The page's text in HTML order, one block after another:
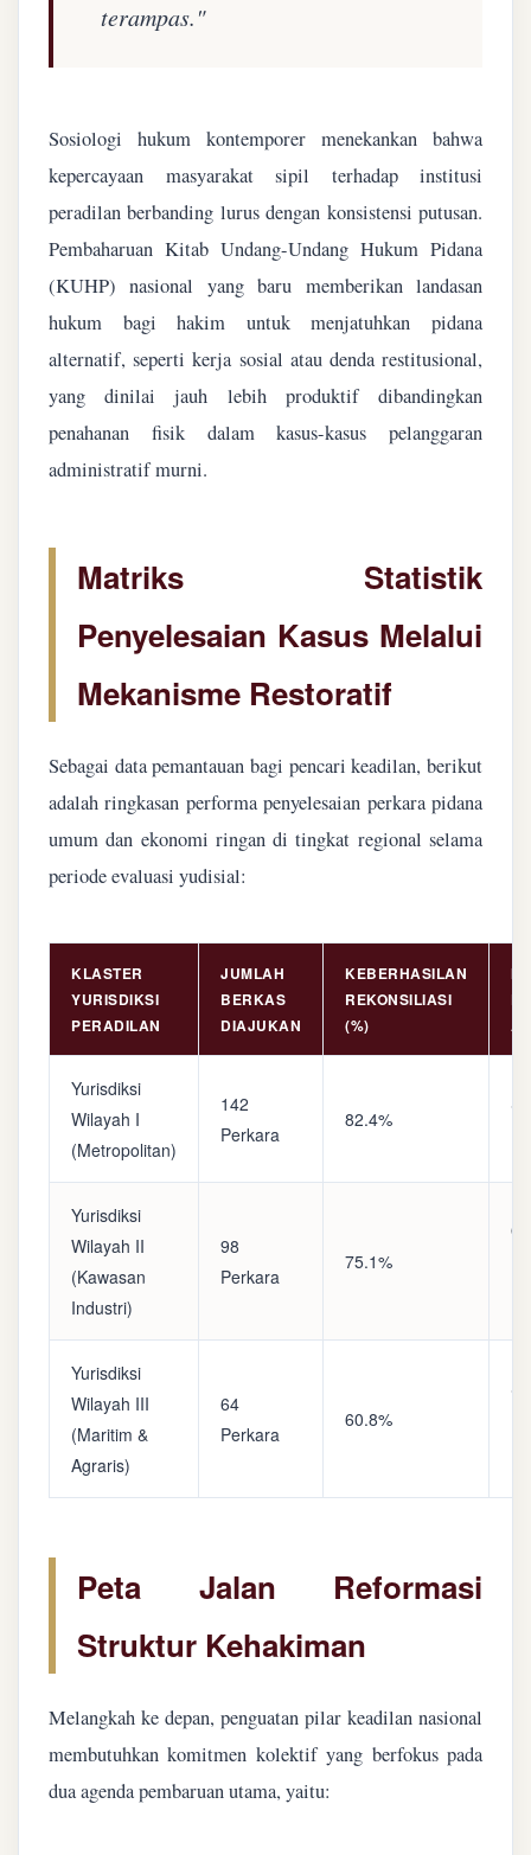
terampas."
Sosiologi hukum kontemporer menekankan bahwa
kepercayaan masyarakat sipil terhadap institusi
peradilan berbanding lurus dengan konsistensi putusan.
Pembaharuan Kitab Undang-Undang Hukum Pidana
(KUHP) nasional yang baru memberikan landasan
hukum bagi hakim untuk menjatuhkan pidana
alternatif, seperti kerja sosial atau denda restitusional,
yang dinilai jauh lebih produktif dibandingkan
penahanan fisik dalam kasus-kasus pelanggaran
administratif murni.
Matriks Statistik
Penyelesaian Kasus Melalui
Mekanisme Restoratif
Sebagai data pemantauan bagi pencari keadilan, berikut
adalah ringkasan performa penyelesaian perkara pidana
umum dan ekonomi ringan di tingkat regional selama
periode evaluasi yudisial:
KLASTER
YURISDIKSI
PERADILAN
JUMLAH
BERKAS
DIAJUKAN
KEBERHASILAN
REKONSILIASI
(%)
Yurisdiksi
Wilayah I
(Metropolitan)
142
Perkara
82.4%
Yurisdiksi
Wilayah II
(Kawasan
Industri)
98
Perkara
75.1%
Yurisdiksi
Wilayah III
(Maritim &
Agraris)
64
Perkara
60.8%
Peta Jalan Reformasi
Struktur Kehakiman
Melangkah ke depan, penguatan pilar keadilan nasional
membutuhkan komitmen kolektif yang berfokus pada
dua agenda pembaruan utama, yaitu: